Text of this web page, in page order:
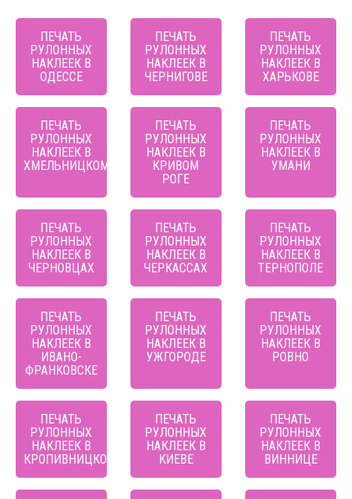
ПЕЧАТЬ
РУЛОННЫХ
НАКЛЕЕК В
ОДЕССЕ
ПЕЧАТЬ
РУЛОННЫХ
НАКЛЕЕК В
ЧЕРНИГОВЕ
ПЕЧАТЬ
РУЛОННЫХ
НАКЛЕЕК В
ХАРЬКОВЕ
ПЕЧАТЬ
РУЛОННЫХ
НАКЛЕЕК В
ХМЕЛЬНИЦКОМ
ПЕЧАТЬ
РУЛОННЫХ
НАКЛЕЕК В
КРИВОМ
РОГЕ
ПЕЧАТЬ
РУЛОННЫХ
НАКЛЕЕК В
УМАНИ
ПЕЧАТЬ
РУЛОННЫХ
НАКЛЕЕК В
ЧЕРНОВЦАХ
ПЕЧАТЬ
РУЛОННЫХ
НАКЛЕЕК В
ЧЕРКАССАХ
ПЕЧАТЬ
РУЛОННЫХ
НАКЛЕЕК В
ТЕРНОПОЛЕ
ПЕЧАТЬ
РУЛОННЫХ
НАКЛЕЕК В
ИВАНО-
ФРАНКОВСКЕ
ПЕЧАТЬ
РУЛОННЫХ
НАКЛЕЕК В
УЖГОРОДЕ
ПЕЧАТЬ
РУЛОННЫХ
НАКЛЕЕК В
РОВНО
ПЕЧАТЬ
РУЛОННЫХ
НАКЛЕЕК В
КРОПИВНИЦКОМ
ПЕЧАТЬ
РУЛОННЫХ
НАКЛЕЕК В
КИЕВЕ
ПЕЧАТЬ
РУЛОННЫХ
НАКЛЕЕК В
ВИННИЦЕ